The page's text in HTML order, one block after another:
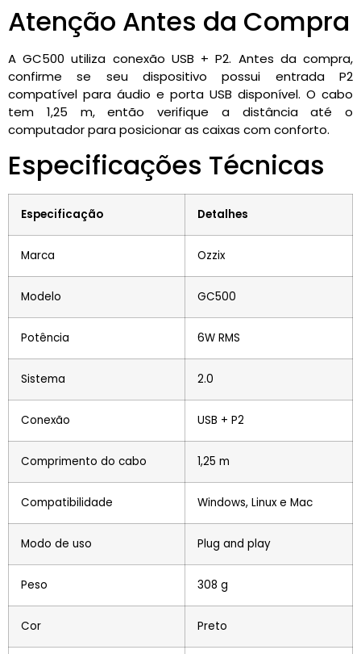
Atenção Antes da Compra
A GC500 utiliza conexão USB + P2. Antes da compra,
confirme se seu dispositivo possui entrada P2
compatível para áudio e porta USB disponível. O cabo
tem 1,25 m, então verifique a distância até o
computador para posicionar as caixas com conforto.
Especificações Técnicas
Especificação Detalhes
Marca Ozzix
Modelo GC500
Potência 6W RMS
Sistema 2.0
Conexão USB + P2
Comprimento do cabo 1,25 m
Compatibilidade Windows, Linux e Mac
Modo de uso Plug and play
Peso 308 g
Cor Preto